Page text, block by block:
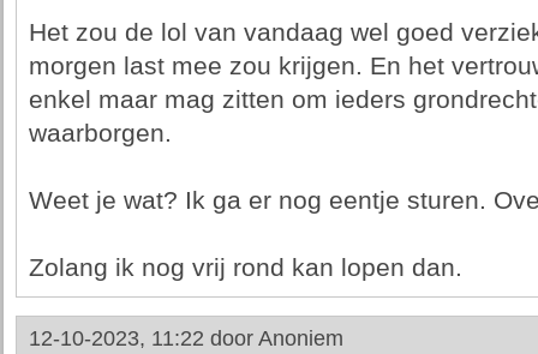
Het zou de lol van vandaag wel goed
morgen last mee zou krijgen. En het
enkel maar mag zitten om ieders
waarborgen.
Weet je wat? Ik ga er nog eentje sturen.
Zolang ik nog vrij rond kan lopen dan.
12-10-2023, 11:22 door Anoniem